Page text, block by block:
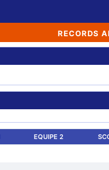
RECORDS
EQUIPE 2